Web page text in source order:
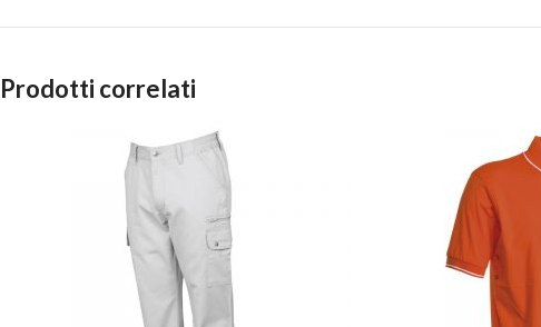
Prodotti correlati